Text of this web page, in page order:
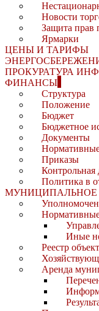
Новости
Защита прав
Ярмарки
ЦЕНЫ И ТАРИФЫ
ПРОКУРАТУРА
ФИНАНСЫ
Структура
Положение
Бюджет
Бюджетное
Документы
Приказы
Контрольная
Политика в
Иные
Реестр
Аренда